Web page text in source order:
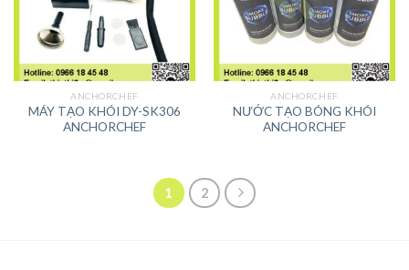
ANCHORCHEF
MÁY TẠO KHÓI DY-SK306
ANCHORCHEF
ANCHORCHEF
NƯỚC TẠO BÓNG KHÓI
ANCHORCHEF
1 2